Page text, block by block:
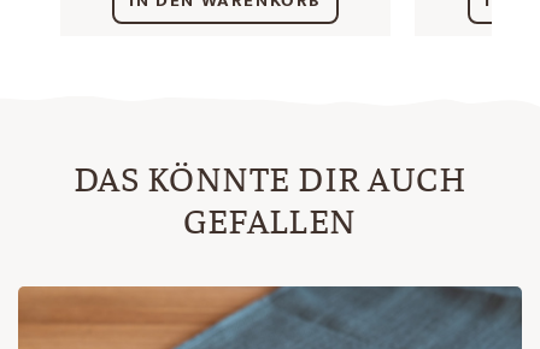
DAS KÖNNTE DIR AUCH
GEFALLEN